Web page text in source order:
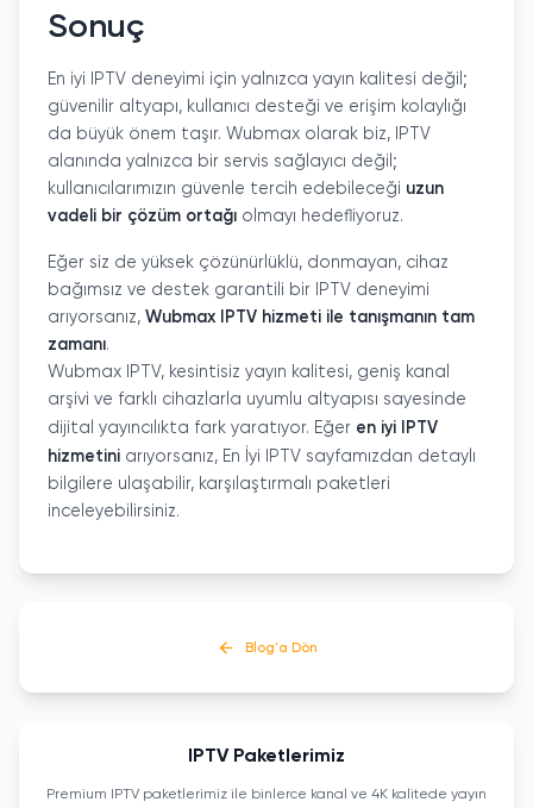
Sonuç
En iyi IPTV deneyimi için yalnızca yayın kalitesi değil;
güvenilir altyapı, kullanıcı desteği ve erişim kolaylığı
da büyük önem taşır. Wubmax olarak biz, IPTV
alanında yalnızca bir servis sağlayıcı değil;
kullanıcılarımızın güvenle tercih edebileceği uzun
vadeli bir çözüm ortağı olmayı hedefliyoruz.
Eğer siz de yüksek çözünürlüklü, donmayan, cihaz
bağımsız ve destek garantili bir IPTV deneyimi
arıyorsanız, Wubmax IPTV hizmeti ile tanışmanın tam
zamanı.
Wubmax IPTV, kesintisiz yayın kalitesi, geniş kanal
arşivi ve farklı cihazlarla uyumlu altyapısı sayesinde
dijital yayıncılıkta fark yaratıyor. Eğer en iyi IPTV
hizmetini arıyorsanız, En İyi IPTV sayfamızdan detaylı
bilgilere ulaşabilir, karşılaştırmalı paketleri
inceleyebilirsiniz.
Blog'a Dön
IPTV Paketlerimiz
Premium IPTV paketlerimiz ile binlerce kanal ve 4K kalitede yayın